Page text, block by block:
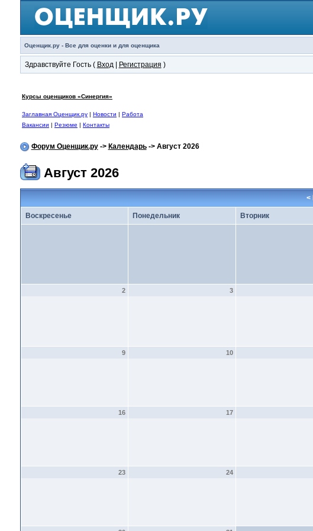
Оценщик.ру - Все для оценки и для оценщика
Здравствуйте Гость ( Вход| Регистрация )
Курсы оценщиков «Синергия»
Заглавная Оценщик.ру| Новости | Работа
Вакансии | Резюме | Контакты
Форум Оценщик.ру-> Календарь-> Август 2026
Август 2026
<
Воскресенье Понедельник Вторник
2 3
9 10
16 17
23 24